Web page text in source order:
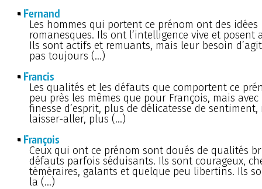
Fernand
Les hommes qui portent ce prénom ont des idées
romanesques. Ils ont l’intelligence vive et posent
Ils sont actifs et remuants, mais leur besoin
pas toujours (…)
Francis
Les qualités et les défauts que comportent ce
peu près les mêmes que pour François, mais
finesse d’esprit, plus de délicatesse de
laisser-aller, plus (…)
François
Ceux qui ont ce prénom sont doués de qualités
défauts parfois séduisants. Ils sont courageux,
téméraires, galants et quelque peu libertins. Ils
la (…)